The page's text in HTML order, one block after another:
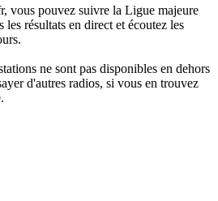
vous pouvez suivre la Ligue majeure
les résultats en direct et écoutez les
ne sont pas disponibles en dehors
d'autres radios, si vous en trouvez